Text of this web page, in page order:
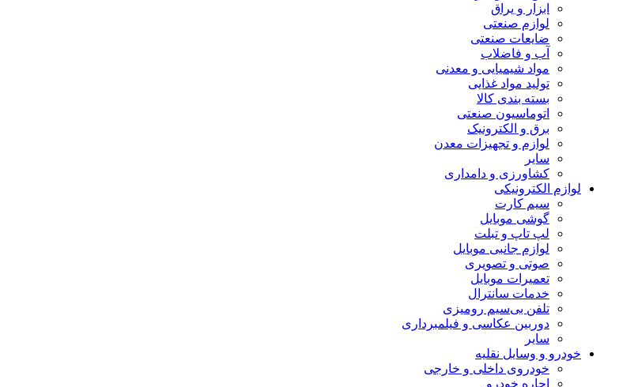
ابزار و یراق
لوازم صنعتی
ضایعات صنعتی
آب و فاضلاب
مواد شیمیایی و معدنی
تولید مواد غذایی
بسته بندی کالا
اتوماسیون صنعتی
برق و الکترونیک
لوازم و تجهیزات معدن
سایر
کشاورزی و دامداری
لوازم الکترونیکی
سیم کارت
گوشی موبایل
لپ تاپ و تبلت
لوازم جانبی موبایل
صوتی و تصویری
تعمیرات موبایل
خدمات سانترال
تلفن بی‌سیم رومیزی
دوربین عکاسی و فیلمبرداری
سایر
خودرو و وسایل نقلیه
خودروی داخلی و خارجی
اجاره خودرو